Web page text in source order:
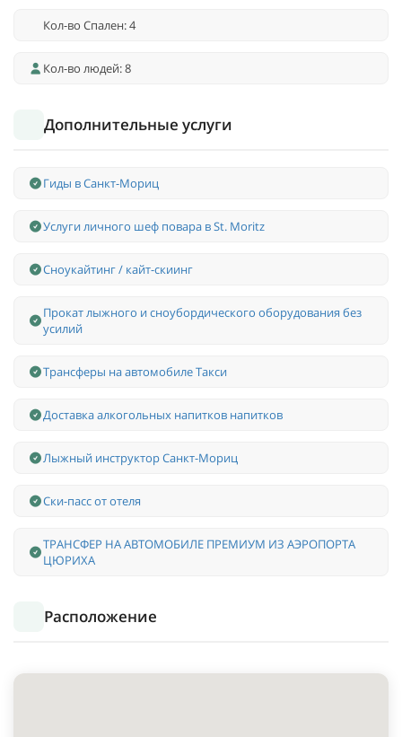
Кол-во Спален: 4
Кол-во людей: 8
Дополнительные услуги
Гиды в Санкт-Мориц
Услуги личного шеф повара в St. Moritz
Сноукайтинг / кайт-скиинг
Прокат лыжного и сноубордического оборудования без
усилий
Трансферы на автомобиле Такси
Доставка алкогольных напитков напитков
Лыжный инструктор Санкт-Мориц
Ски-пасс от отеля
ТРАНСФЕР НА АВТОМОБИЛЕ ПРЕМИУМ ИЗ АЭРОПОРТА
ЦЮРИХА
Расположение